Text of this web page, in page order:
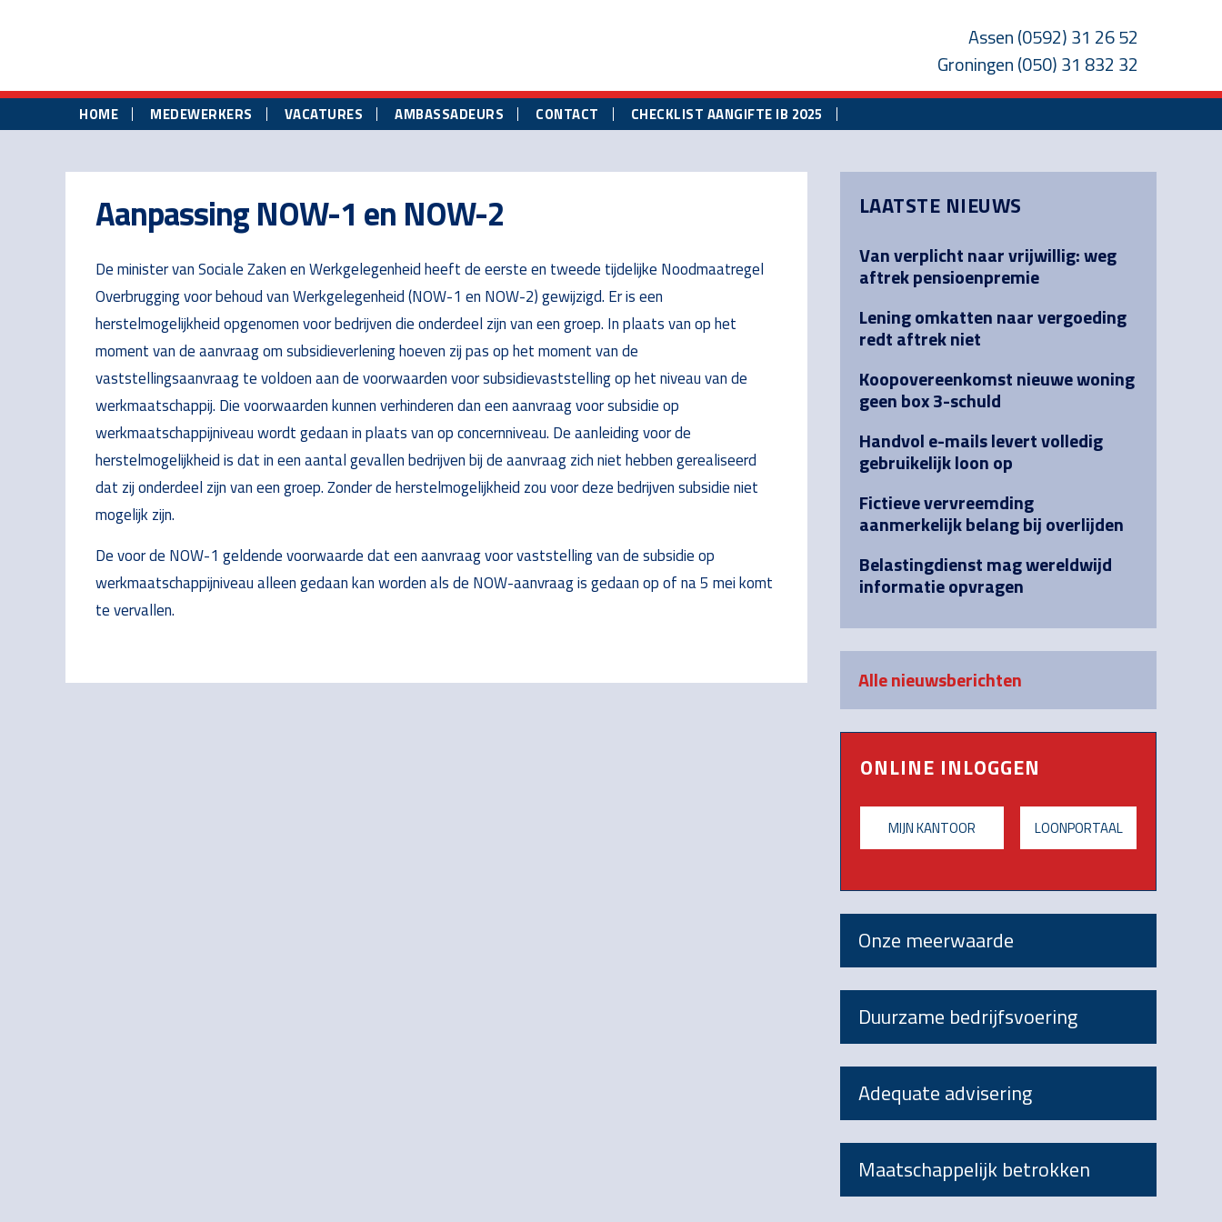
content
sidebar
Assen(0592) 31 26 52
Groningen(050) 31 832 32
HOME MEDEWERKERS VACATURES AMBASSADEURS CONTACT CHECKLIST AANGIFTE IB 2025
Aanpassing NOW-1 en NOW-2
De minister van Sociale Zaken en Werkgelegenheid heeft de eerste en tweede tijdelijke Noodmaatregel
Overbrugging voor behoud van Werkgelegenheid (NOW-1 en NOW-2) gewijzigd. Er is een
herstelmogelijkheid opgenomen voor bedrijven die onderdeel zijn van een groep. In plaats van op het
moment van de aanvraag om subsidieverlening hoeven zij pas op het moment van de
vaststellingsaanvraag te voldoen aan de voorwaarden voor subsidievaststelling op het niveau van de
werkmaatschappij. Die voorwaarden kunnen verhinderen dan een aanvraag voor subsidie op
werkmaatschappijniveau wordt gedaan in plaats van op concernniveau. De aanleiding voor de
herstelmogelijkheid is dat in een aantal gevallen bedrijven bij de aanvraag zich niet hebben gerealiseerd
dat zij onderdeel zijn van een groep. Zonder de herstelmogelijkheid zou voor deze bedrijven subsidie niet
mogelijk zijn.
De voor de NOW-1 geldende voorwaarde dat een aanvraag voor vaststelling van de subsidie op
werkmaatschappijniveau alleen gedaan kan worden als de NOW-aanvraag is gedaan op of na 5 mei komt
te vervallen.
Sidebar
LAATSTE NIEUWS
Van verplicht naar vrijwillig: weg
aftrek pensioenpremie
Lening omkatten naar vergoeding
redt aftrek niet
Koopovereenkomst nieuwe woning
geen box 3-schuld
Handvol e-mails levert volledig
gebruikelijk loon op
Fictieve vervreemding
aanmerkelijk belang bij overlijden
Belastingdienst mag wereldwijd
informatie opvragen
Alle nieuwsberichten
ONLINE INLOGGEN
MIJN KANTOOR LOONPORTAAL
Onze meerwaarde
Duurzame bedrijfsvoering
Adequate advisering
Maatschappelijk betrokken